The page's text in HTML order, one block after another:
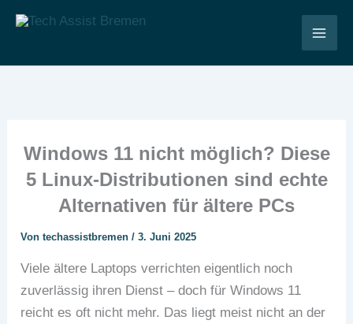
Inhalt
Windows 11 nicht möglich? Diese
5 Linux-Distributionen sind echte
Alternativen für ältere PCs
Vontechassistbremen/3. Juni 2025
Viele ältere Laptops verrichten eigentlich noch
zuverlässig ihren Dienst – doch für Windows 11
reicht es oft nicht mehr. Das liegt meist nicht an der